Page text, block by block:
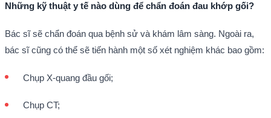
Những kỹ thuật y tế nào dùng để chẩn đoán đau khớp gối?
Bác sĩ sẽ chẩn đoán qua bệnh sử và khám lâm sàng. Ngoài ra,
bác sĩ cũng có thể sẽ tiến hành một số xét nghiệm khác bao gồm:
Chụp X-quang đầu gối;
Chụp CT;